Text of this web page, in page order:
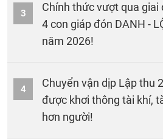
3
Chính thức vượt qua giai
4 con giáp đón DANH -
năm 2026!
4
Chuyển vận dịp Lập thu
được khơi thông tài khí,
hơn người!